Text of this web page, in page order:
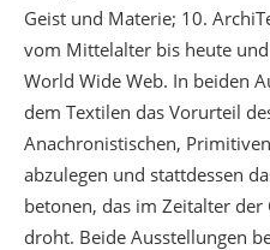
Geist und Materie; 10.
vom Mittelalter bis heute
World Wide Web. In beiden
dem Textilen das Vorurteil
Anachronistischen,
abzulegen und stattdessen
betonen, das im Zeitalter
droht. Beide Ausstellungen